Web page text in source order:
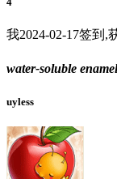
我2024-02-17签到,
water-soluble
uyless